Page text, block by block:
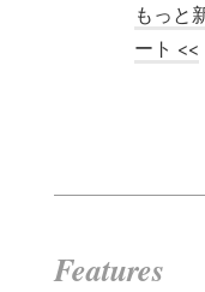
もっと
ート <<
Features